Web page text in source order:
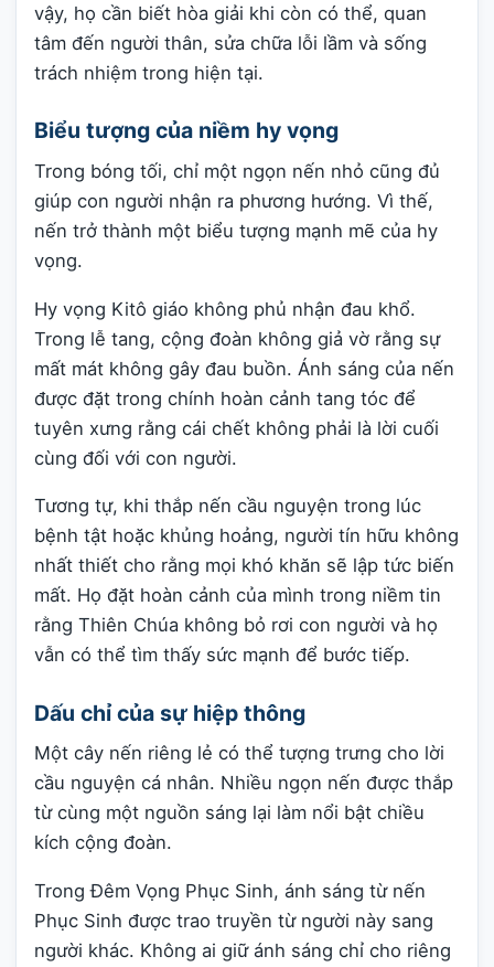
vậy, họ cần biết hòa giải khi còn có thể, quan
tâm đến người thân, sửa chữa lỗi lầm và sống
trách nhiệm trong hiện tại.
Biểu tượng của niềm hy vọng
Trong bóng tối, chỉ một ngọn nến nhỏ cũng đủ
giúp con người nhận ra phương hướng. Vì thế,
nến trở thành một biểu tượng mạnh mẽ của hy
vọng.
Hy vọng Kitô giáo không phủ nhận đau khổ.
Trong lễ tang, cộng đoàn không giả vờ rằng sự
mất mát không gây đau buồn. Ánh sáng của nến
được đặt trong chính hoàn cảnh tang tóc để
tuyên xưng rằng cái chết không phải là lời cuối
cùng đối với con người.
Tương tự, khi thắp nến cầu nguyện trong lúc
bệnh tật hoặc khủng hoảng, người tín hữu không
nhất thiết cho rằng mọi khó khăn sẽ lập tức biến
mất. Họ đặt hoàn cảnh của mình trong niềm tin
rằng Thiên Chúa không bỏ rơi con người và họ
vẫn có thể tìm thấy sức mạnh để bước tiếp.
Dấu chỉ của sự hiệp thông
Một cây nến riêng lẻ có thể tượng trưng cho lời
cầu nguyện cá nhân. Nhiều ngọn nến được thắp
từ cùng một nguồn sáng lại làm nổi bật chiều
kích cộng đoàn.
Trong Đêm Vọng Phục Sinh, ánh sáng từ nến
Phục Sinh được trao truyền từ người này sang
người khác. Không ai giữ ánh sáng chỉ cho riêng